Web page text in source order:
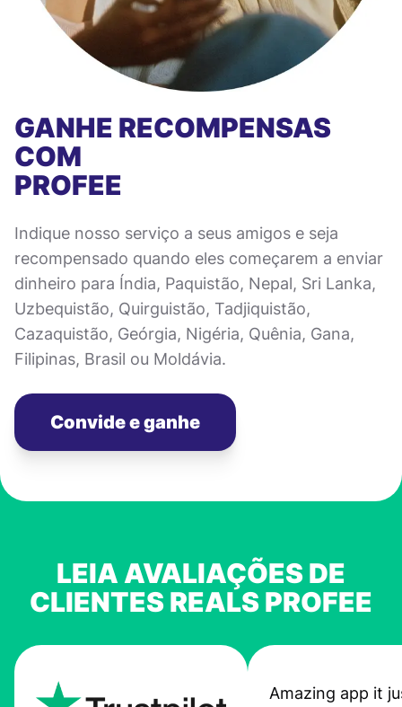
GANHE RECOMPENSAS
COM
PROFEE
Indique nosso serviço a seus amigos e seja
recompensado quando eles começarem a enviar
dinheiro para Índia, Paquistão, Nepal, Sri Lanka,
Uzbequistão, Quirguistão, Tadjiquistão,
Cazaquistão, Geórgia, Nigéria, Quênia, Gana,
Filipinas, Brasil ou Moldávia.
Convide e ganhe
LEIA AVALIAÇÕES DE
CLIENTES REALS PROFEE
Amazing app it